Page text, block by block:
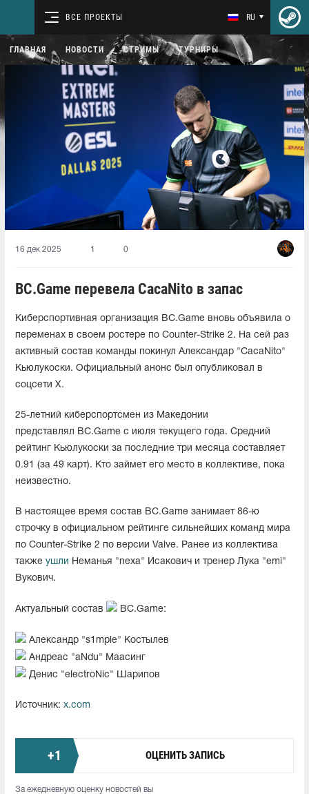
ВСЕ ПРОЕКТЫ RU
ГЛАВНАЯ НОВОСТИ СТРИМЫ ТУРНИРЫ
16 дек 2025 1 0
BC.Game перевела CacaNito в запас
Киберспортивная организация BC.Game вновь объявила о
переменах в своем ростере по Counter-Strike 2. На сей раз
активный состав команды покинул Александар "CacaNito"
Кьюлукоски. Официальный анонс был опубликовал в
соцсети X.
25-летний киберспортсмен из Македонии
представлял BC.Game с июля текущего года. Средний
рейтинг Кьюлукоски за последние три месяца составляет
0.91 (за 49 карт). Кто займет его место в коллективе, пока
неизвестно.
В настоящее время состав BC.Game занимает 86-ю
строчку в официальном рейтинге сильнейших команд мира
по Counter-Strike 2 по версии Valve. Ранее из коллектива
также ушли Неманья "nexa" Исакович и тренер Лука "emi"
Вукович.
Актуальный состав BC.Game:
Александр "s1mple" Костылев
Андреас "aNdu" Маасинг
Денис "electroNic" Шарипов
Источник: x.com
+1 ОЦЕНИТЬ ЗАПИСЬ
За ежедневную оценку новостей вы